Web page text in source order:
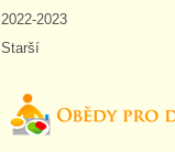
2022-2023
Starší